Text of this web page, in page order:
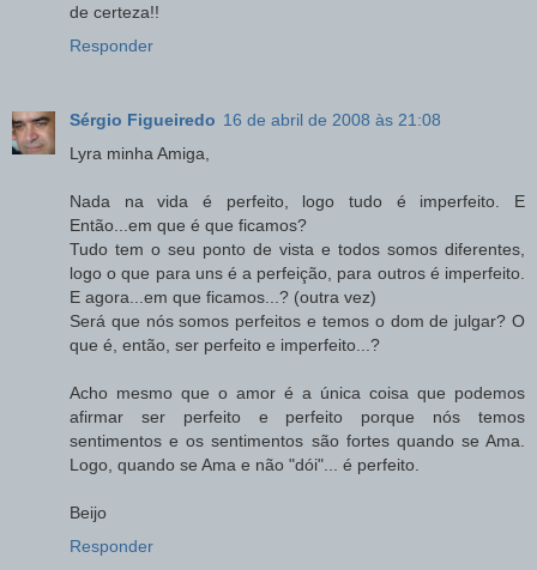
de certeza!!
Responder
Sérgio Figueiredo 16 de abril de 2008 às 21:08
Lyra minha Amiga,
Nada na vida é perfeito, logo tudo é imperfeito. E
Então...em que é que ficamos?
Tudo tem o seu ponto de vista e todos somos diferentes,
logo o que para uns é a perfeição, para outros é imperfeito.
E agora...em que ficamos...? (outra vez)
Será que nós somos perfeitos e temos o dom de julgar? O
que é, então, ser perfeito e imperfeito...?
Acho mesmo que o amor é a única coisa que podemos
afirmar ser perfeito e perfeito porque nós temos
sentimentos e os sentimentos são fortes quando se Ama.
Logo, quando se Ama e não "dói"... é perfeito.
Beijo
Responder